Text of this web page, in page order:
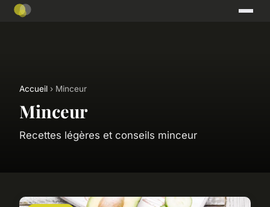
Accueil › Minceur
Minceur
Recettes légères et conseils minceur